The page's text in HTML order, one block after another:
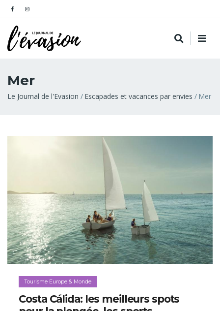
Mer
Fil
Le Journal de l'Evasion Escapades et vacances par envies Mer
Tourisme Europe & Monde
Costa Cálida: les meilleurs spots